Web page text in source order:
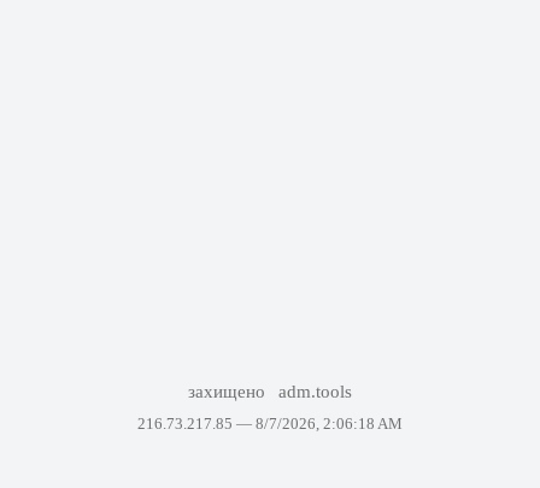
захищено adm.tools
216.73.217.85 — 8/7/2026, 2:06:18 AM